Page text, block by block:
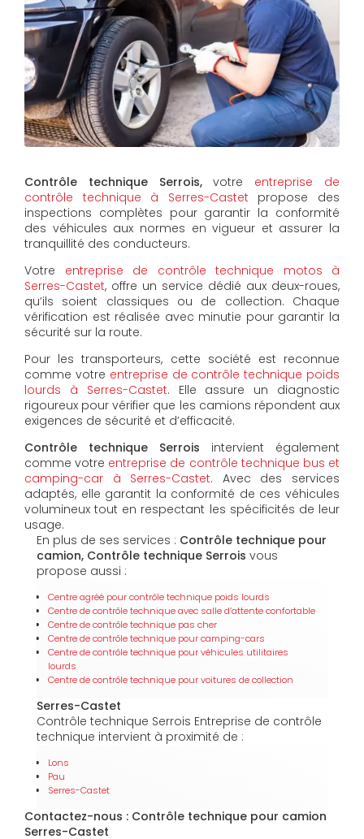
Contrôle technique Serrois,votre entreprise de
contrôle technique à Serres-Castet propose des
inspections complètes pour garantir la conformité
des véhicules aux normes en vigueur et assurer la
tranquillité des conducteurs.
Votre entreprise de contrôle technique motos à
Serres-Castet, offre un service dédié aux deux-roues,
qu’ils soient classiques ou de collection. Chaque
vérification est réalisée avec minutie pour garantir la
sécurité sur la route.
Pour les transporteurs, cette société est reconnue
comme votre entreprise de contrôle technique poids
lourds à Serres-Castet. Elle assure un diagnostic
rigoureux pour vérifier que les camions répondent aux
exigences de sécurité et d’efficacité.
Contrôle technique Serrois intervient également
comme votre entreprise de contrôle technique bus et
camping-car à Serres-Castet. Avec des services
adaptés, elle garantit la conformité de ces véhicules
volumineux tout en respectant les spécificités de leur
usage.
En plus de ses services : Contrôle technique pour
camion, Contrôle technique Serrois vous
propose aussi :
Centre agréé pour contrôle technique poids lourds
Centre de contrôle technique avec salle d’attente confortable
Centre de contrôle technique pas cher
Centre de contrôle technique pour camping-cars
Centre de contrôle technique pour véhicules utilitaires
lourds
Centre de contrôle technique pour voitures de collection
Serres-Castet
Contrôle technique Serrois Entreprise de contrôle
technique intervient à proximité de :
Lons
Pau
Serres-Castet
Contactez-nous : Contrôle technique pour camion
Serres-Castet